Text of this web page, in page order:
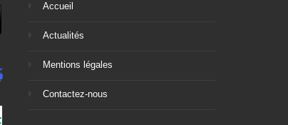
Accueil
Actualités
Mentions légales
Contactez-nous